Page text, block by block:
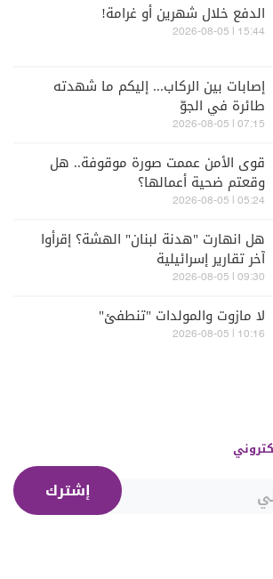
الدفع خلال شهرين أو غرامة!
15:44 | 2026-08-05
إصابات بين الركاب... إليكم ما شهدته
طائرة في الجوّ
07:15 | 2026-08-05
قوى الأمن عممت صورة موقوفة.. هل
وقعتم ضحية أعمالها؟
05:24 | 2026-08-05
هل انهارت "هدنة لبنان" الهشة؟ إقرأوا
آخر تقارير إسرائيلية
09:30 | 2026-08-05
لا مازوت والمولدات "تنطفئ"
10:16 | 2026-08-05
إشترك